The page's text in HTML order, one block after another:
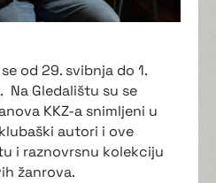
od 29. svibnja do 1.
Na Gledalištu su se
KKZ-a snimljeni u
autori i ove
i raznovrsnu kolekciju
žanrova.